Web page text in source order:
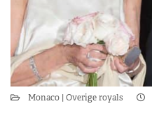
Monaco Overige royals